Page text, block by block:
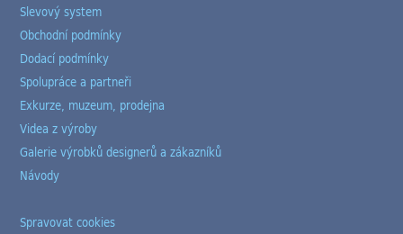
Slevový system
Obchodní podmínky
Dodací podmínky
Spolupráce a partneři
Exkurze, muzeum, prodejna
Videa z výroby
Galerie výrobků designerů a zákazníků
Návody
Spravovat cookies